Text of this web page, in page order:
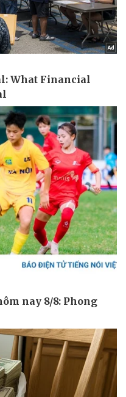
Giá vàng
Tiêu dùng
Chứng khoán
Giá cà phê